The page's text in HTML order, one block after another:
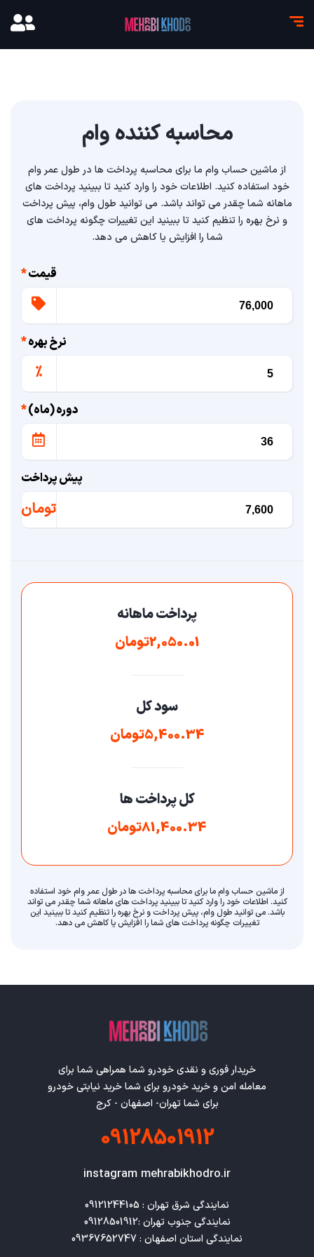
محاسبه کننده وام
از ماشین حساب وام ما برای محاسبه پرداخت ها در طول عمر وام
خود استفاده کنید. اطلاعات خود را وارد کنید تا ببینید پرداخت های
ماهانه شما چقدر می تواند باشد. می توانید طول وام، پیش پرداخت
و نرخ بهره را تنظیم کنید تا ببینید این تغییرات چگونه پرداخت های
شما را افزایش یا کاهش می دهد.
قیمت*
نرخ بهره*
%
دوره (ماه)*
پیش پرداخت
تومان
پرداخت ماهانه
2,050.01تومان
سود کل
5,400.34تومان
کل پرداخت ها
81,400.34تومان
از ماشین حساب وام ما برای محاسبه پرداخت ها در طول عمر وام خود استفاده
کنید. اطلاعات خود را وارد کنید تا ببینید پرداخت های ماهانه شما چقدر می تواند
باشد. می توانید طول وام، پیش پرداخت و نرخ بهره را تنظیم کنید تا ببینید این
تغییرات چگونه پرداخت های شما را افزایش یا کاهش می دهد.
خریدار فوری و نقدی خودرو شما همراهی شما برای
معامله امن و خرید خودرو برای شما خرید نیابتی خودرو
برای شما تهران- اصفهان - کرج
09128501912
instagram mehrabikhodro.ir
نمایندگی استان اصفهان : 09367652747